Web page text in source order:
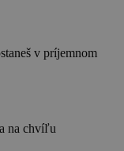
v príjemnom
na chvíľu